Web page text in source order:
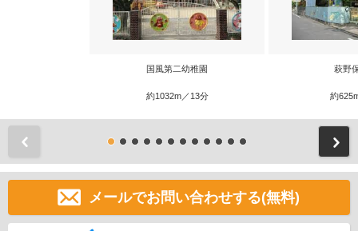
国風第二幼稚園
約1032m／13分
萩野
約
メールでお問い合わせする(無料)